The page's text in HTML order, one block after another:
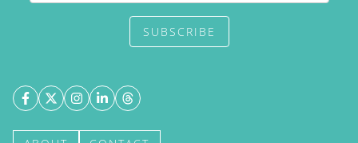
SUBSCRIBE